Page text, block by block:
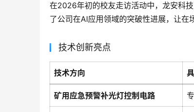
在2026年初的校友走访活动中，龙安科
了公司在AI应用领域的突破性进展，让在
技术创新亮点
技术方向
矿用应急预警补光灯控制电路